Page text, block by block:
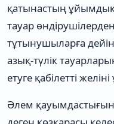
қатынастың
тауар
тұтынушыларға
азық-түлік
етуге қабілетті
Әлем